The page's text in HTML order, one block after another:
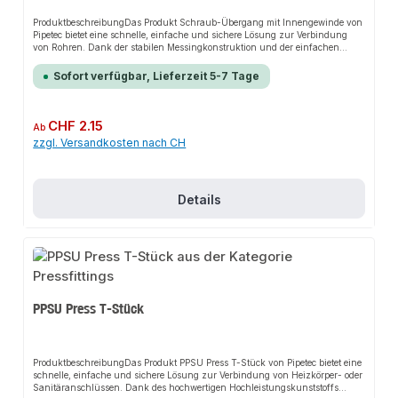
ProduktbeschreibungDas Produkt Schraub-Übergang mit Innengewinde von
Pipetec bietet eine schnelle, einfache und sichere Lösung zur Verbindung
von Rohren. Dank der stabilen Messingkonstruktion und der einfachen
verschiedene Installationsbereiche an. Das robuste Design und die
unkomplizierte Montage machen dieses Produkt zu einer zuverlässigen Wahl
Installation: Rohr abschneiden, kalibrieren, entgraten und
belastbare und dichte
Sortiment finden Sie auch passende Zubehörteile sowie weitere Produkte für
Sofort verfügbar, Lieferzeit 5-7 Tage
Regulärer Preis:
Ab CHF 2.15
zzgl. Versandkosten nach CH
Details
PPSU Press T-Stück
ProduktbeschreibungDas Produkt PPSU Press T-Stück von Pipetec bietet eine
schnelle, einfache und sichere Lösung zur Verbindung von Heizkörper- oder
Sanitäranschlüssen. Dank des hochwertigen Hochleistungskunststoffs